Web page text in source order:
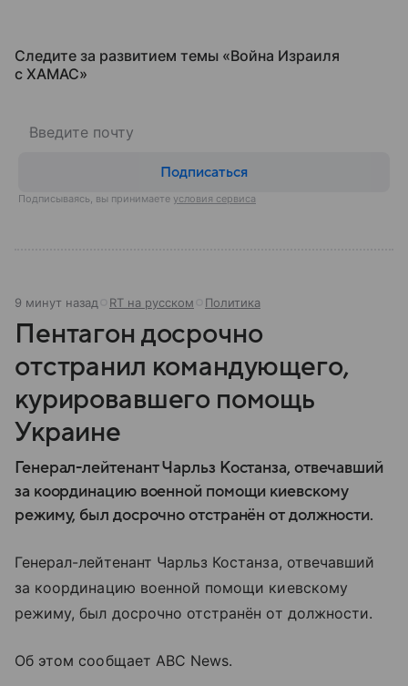
Следите за развитием темы «Война Израиля
с ХАМАС⁠»
Подписаться
Подписываясь, вы принимаете условия сервиса
9 минут назад RT на русском Политика
Пентагон досрочно
отстранил командующего,
курировавшего помощь
Украине
Генерал-лейтенант Чарльз Костанза, отвечавший
за координацию военной помощи киевскому
режиму, был досрочно отстранён от должности.
Генерал-лейтенант Чарльз Костанза, отвечавший
за координацию военной помощи киевскому
режиму, был досрочно отстранён от должности.
Об этом сообщает ABC News.